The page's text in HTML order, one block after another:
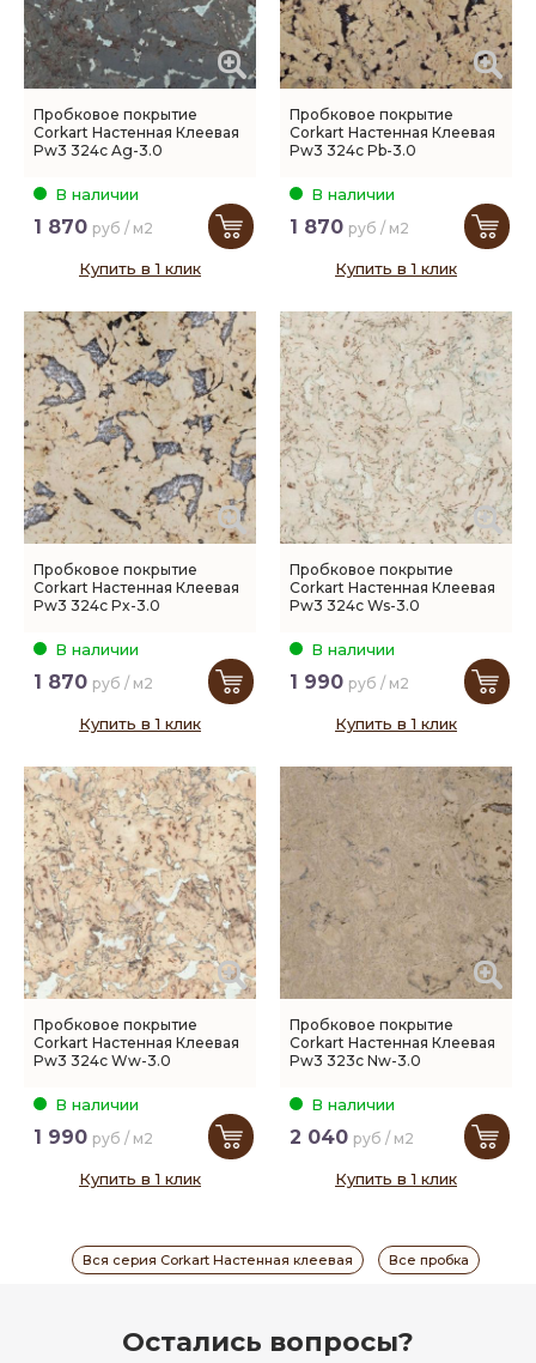
Пробковое покрытие
Corkart Настенная Клеевая
Pw3 324c Ag-3.0
В наличии
1 870 руб / м2
Купить в 1 клик
Пробковое покрытие
Corkart Настенная Клеевая
Pw3 324c Pb-3.0
В наличии
1 870 руб / м2
Купить в 1 клик
Пробковое покрытие
Corkart Настенная Клеевая
Pw3 324c Px-3.0
В наличии
1 870 руб / м2
Купить в 1 клик
Пробковое покрытие
Corkart Настенная Клеевая
Pw3 324c Ws-3.0
В наличии
1 990 руб / м2
Купить в 1 клик
Пробковое покрытие
Corkart Настенная Клеевая
Pw3 324c Ww-3.0
В наличии
1 990 руб / м2
Купить в 1 клик
Пробковое покрытие
Corkart Настенная Клеевая
Pw3 323c Nw-3.0
В наличии
2 040 руб / м2
Купить в 1 клик
Вся серия Corkart Настенная клеевая Все пробка
Остались вопросы?